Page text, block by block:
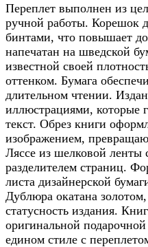
Переплет выполнен из
ручной работы. Корешок
бинтами, что повышает
напечатан на шведской
известной своей
оттенком. Бумага
длительном чтении.
иллюстрациями, которые
текст. Обрез книги
изображением,
Ляссе из шелковой
разделителем страниц.
листа дизайнерской
Дублюра окатана
статусность издания.
оригинальной
едином стиле с